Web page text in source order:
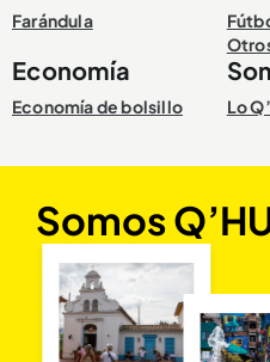
Farándula
Economía
Economía de bolsillo Lo
Somos